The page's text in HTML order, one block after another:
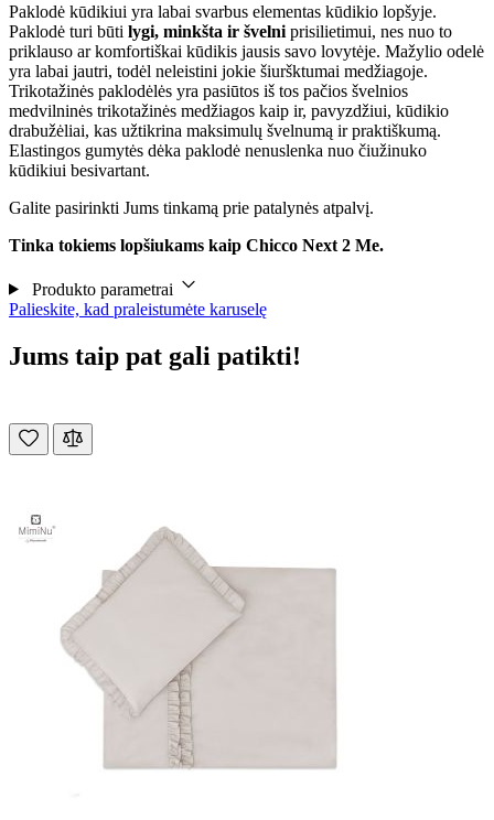
Paklodė kūdikiui yra labai svarbus elementas kūdikio lopšyje.
Paklodė turi būti lygi, minkšta ir švelni prisilietimui, nes nuo to
priklauso ar komfortiškai kūdikis jausis savo lovytėje. Mažylio odelė
yra labai jautri, todėl neleistini jokie šiuršktumai medžiagoje.
Trikotažinės paklodėlės yra pasiūtos iš tos pačios švelnios
medvilninės trikotažinės medžiagos kaip ir, pavyzdžiui, kūdikio
drabužėliai, kas užtikrina maksimulų švelnumą ir praktiškumą.
Elastingos gumytės dėka paklodė nenuslenka nuo čiužinuko
kūdikiui besivartant.
Galite pasirinkti Jums tinkamą prie patalynės atpalvį.
Tinka tokiems lopšiukams kaip Chicco Next 2 Me.
Produkto parametrai
Palieskite, kad praleistumėte karuselę
Jums taip pat gali patikti!